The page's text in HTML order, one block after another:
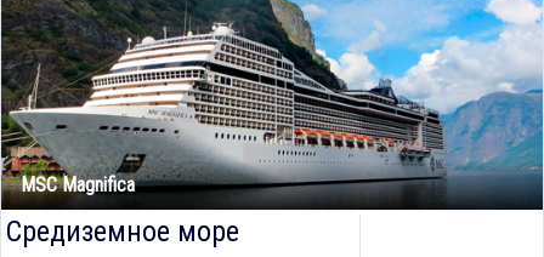
MSC Magnifica
Средиземное море